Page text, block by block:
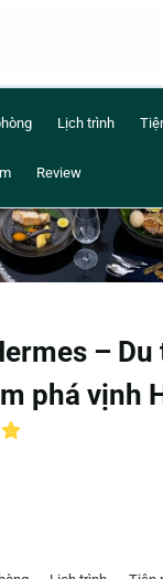
Lịch trình
Review
–
phá vịnh